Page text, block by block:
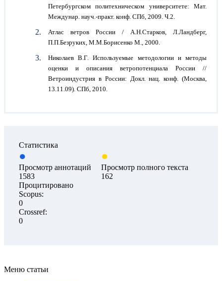
Петербургском политехническом университете: Мат.
Междунар. науч.-практ. конф. СПб, 2009. Ч.2.
Атлас ветров России / А.Н.Старков, Л.Ландберг,
П.П.Безруких, М.М.Борисенко М., 2000.
Николаев В.Г. Используемые методологии и методы
оценки и описания ветропотенциала России //
Ветроиндустрия в России: Докл. нац. конф. (Москва,
13.11.09). СПб, 2010.
Статистика
Просмотр аннотаций
1583
Просмотр полного текста
162
Процитировано
Scopus:
0
Crossref:
0
Меню статьи